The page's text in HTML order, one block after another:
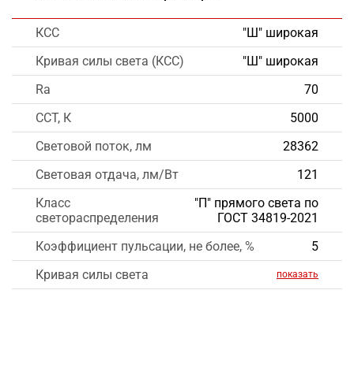
КСС
"Ш" широкая
Кривая силы света (КСС)
"Ш" широкая
Ra
70
CCT, К
5000
Световой поток, лм
28362
Световая отдача, лм/Вт
121
Класс
светораспределения
"П" прямого света по
ГОСТ 34819-2021
Коэффициент пульсации, не более, %
5
Кривая силы света
показать